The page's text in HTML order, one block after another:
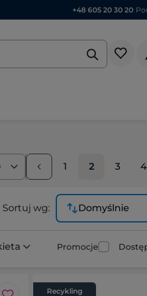
+48 605 20 30 20
1 2 3 4
Sortuj wg: Domyślnie
Promocje
Recykling